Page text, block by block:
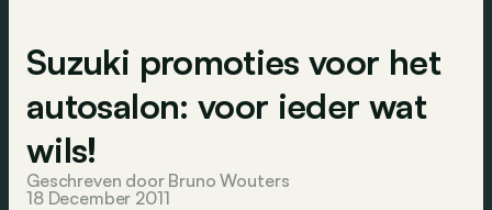
Suzuki promoties voor het
autosalon: voor ieder wat
wils!
Geschreven door Bruno Wouters
18 December 2011